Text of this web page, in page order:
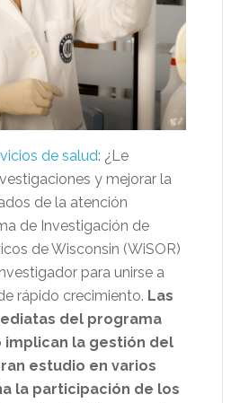
de salud: ¿Le
y mejorar la
de la atención
de Investigación de
de Wisconsin (WiSOR)
para unirse a
rápido crecimiento. Las
del programa
implican la gestión del
estudio en varios
la participación de los